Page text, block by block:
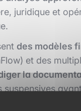
juridique et
des modèles
et des
la